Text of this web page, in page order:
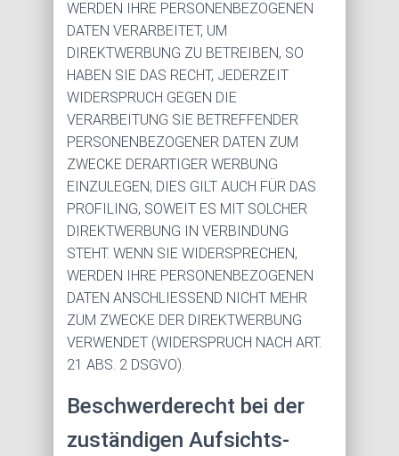
WERDEN IHRE PERSONENBEZOGENEN
DATEN VERARBEITET, UM
DIREKTWERBUNG ZU BETREIBEN, SO
HABEN SIE DAS RECHT, JEDERZEIT
WIDERSPRUCH GEGEN DIE
VERARBEITUNG SIE BETREFFENDER
PERSONENBEZOGENER DATEN ZUM
ZWECKE DERARTIGER WERBUNG
EINZULEGEN; DIES GILT AUCH FÜR DAS
PROFILING, SOWEIT ES MIT SOLCHER
DIREKTWERBUNG IN VERBINDUNG
STEHT. WENN SIE WIDERSPRECHEN,
WERDEN IHRE PERSONENBEZOGENEN
DATEN ANSCHLIESSEND NICHT MEHR
ZUM ZWECKE DER DIREKTWERBUNG
VERWENDET (WIDERSPRUCH NACH ART.
21 ABS. 2 DSGVO).
Beschwerde­recht bei der
zuständigen Aufsichts­